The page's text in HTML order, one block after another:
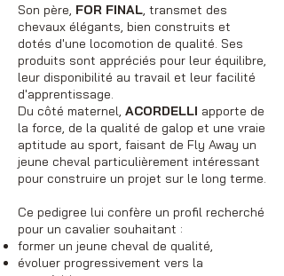
Son père, FOR FINAL, transmet des
chevaux élégants, bien construits et
dotés d'une locomotion de qualité. Ses
produits sont appréciés pour leur équilibre,
leur disponibilité au travail et leur facilité
d'apprentissage.
Du côté maternel, ACORDELLI apporte de
la force, de la qualité de galop et une vraie
aptitude au sport, faisant de Fly Away un
jeune cheval particulièrement intéressant
pour construire un projet sur le long terme.
Ce pedigree lui confère un profil recherché
pour un cavalier souhaitant :
former un jeune cheval de qualité,
évoluer progressivement vers la